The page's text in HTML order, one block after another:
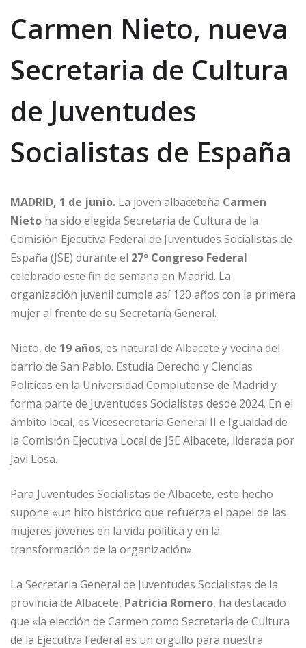
Carmen Nieto, nueva
Secretaria de Cultura
de Juventudes
Socialistas de España
MADRID, 1 de junio. La joven albaceteña Carmen
Nieto ha sido elegida Secretaria de Cultura de la
Comisión Ejecutiva Federal de Juventudes Socialistas de
España (JSE) durante el 27º Congreso Federal
celebrado este fin de semana en Madrid. La
organización juvenil cumple así 120 años con la primera
mujer al frente de su Secretaría General.
Nieto, de 19 años, es natural de Albacete y vecina del
barrio de San Pablo. Estudia Derecho y Ciencias
Políticas en la Universidad Complutense de Madrid y
forma parte de Juventudes Socialistas desde 2024. En el
ámbito local, es Vicesecretaria General II e Igualdad de
la Comisión Ejecutiva Local de JSE Albacete, liderada por
Javi Losa.
Para Juventudes Socialistas de Albacete, este hecho
supone «un hito histórico que refuerza el papel de las
mujeres jóvenes en la vida política y en la
transformación de la organización».
La Secretaria General de Juventudes Socialistas de la
provincia de Albacete, Patricia Romero, ha destacado
que «la elección de Carmen como Secretaria de Cultura
de la Ejecutiva Federal es un orgullo para nuestra